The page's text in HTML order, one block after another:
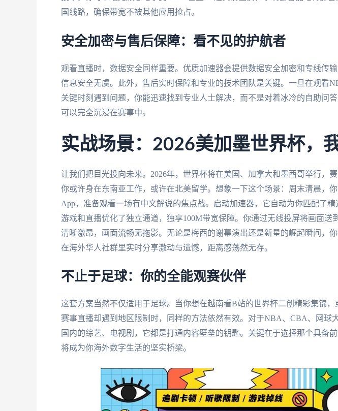
国线路，确保带宽不被其他应用抢占。
安全加密与售后保障：看不见的护航者
观看直播时，数据安全同样重要。优质加速器会提供数据安全加密和专线传
信息安全无虞。此外，售后实时保障和专业的技术团队是关键。一旦在观看
关键时刻遇到问题，你能迅速找到专业人士解决，而不是对着冰冷的自助问
可以完全沉浸在赛事中。
实战场景：2026美加墨世界杯，
让我们把目光投向未来。2026年，世界杯将在美国、加拿大和墨西哥举行，
你或许身在东南亚工作，或许在北美留学。想象一下这个场景：周末清晨，
App，准备观看一场有中文解说的焦点战。启动加速器，它自动为你匹配了
游戏和直播优化了独立通道，独享100M带宽保障。你通过无线投屏将画面送
清晰激昂，画面流畅无拖影。无论是梅西的谢幕演出还是新星的崛起瞬间，
在海外华人社群里实时分享激动与遗憾，距离感荡然无存。
不止于足球：你的全能观赛伙伴
这套方案当然不仅适用于足球。当你想在越南看B站的世界杯二创精彩集锦
赛事直播却遇到地区限制时，同样的方法依然有效。对于NBA、CBA、网球
国内的综艺、电视剧，它都是打通内容壁垒的钥匙。关键在于选择那个具备
将成为你海外数字生活的坚实桥梁。